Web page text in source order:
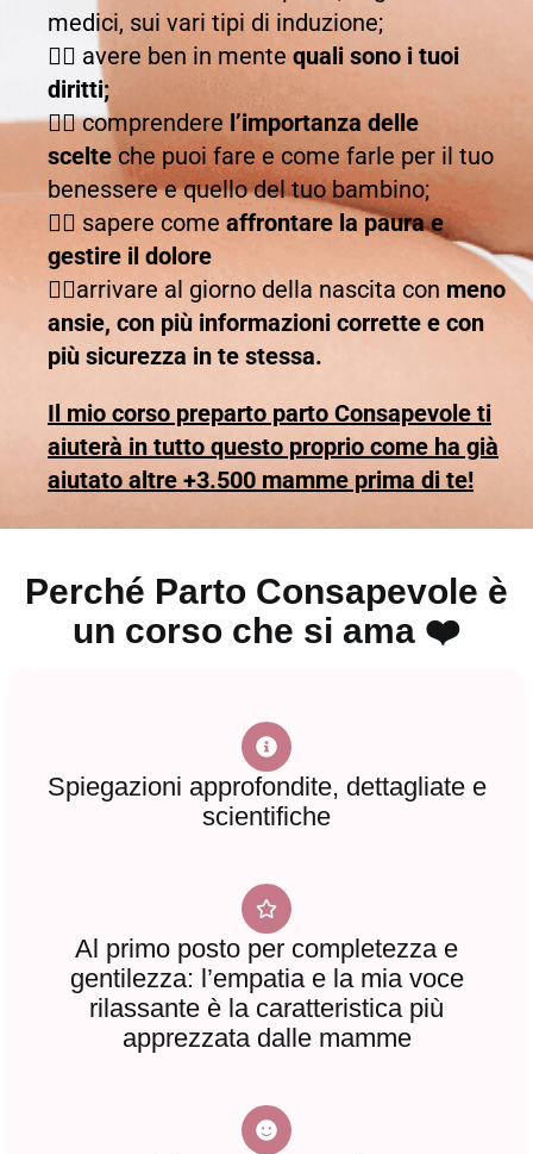
medici, sui vari tipi di induzione;
👉🏻 avere ben in mente quali sono i tuoi
diritti;
👉🏻comprendere l’importanza delle
scelte che puoi fare e come farle per il tuo
benessere e quello del tuo bambino;
👉🏻 sapere come affrontare la paura e
gestire il dolore
👉🏻arrivare al giorno della nascita con meno
ansie, con più informazioni corrette e con
più sicurezza in te stessa.
Il mio corso preparto parto Consapevole ti
aiuterà in tutto questo proprio come ha già
aiutato altre +3.500 mamme prima di te!
Perché Parto Consapevole è
un corso che si ama ❤️
Spiegazioni approfondite, dettagliate e
scientifiche
Al primo posto per completezza e
gentilezza: l’empatia e la mia voce
rilassante è la caratteristica più
apprezzata dalle mamme